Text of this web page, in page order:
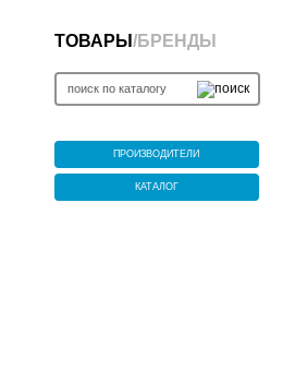
ТОВАРЫ /БРЕНДЫ
ПРОИЗВОДИТЕЛИ
КАТАЛОГ